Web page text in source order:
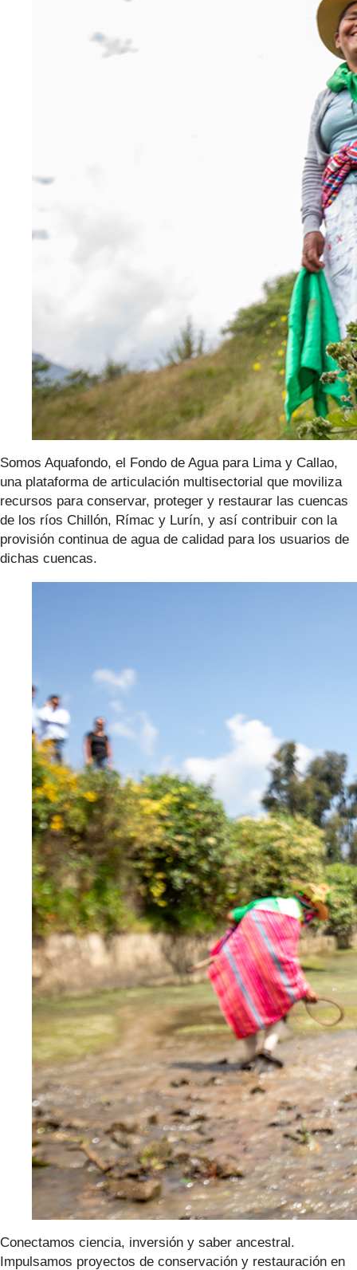
Somos Aquafondo, el Fondo de Agua para Lima y Callao,
una plataforma de articulación multisectorial que moviliza
recursos para conservar, proteger y restaurar las cuencas
de los ríos Chillón, Rímac y Lurín, y así contribuir con la
provisión continua de agua de calidad para los usuarios de
dichas cuencas.
Conectamos ciencia, inversión y saber ancestral.
Impulsamos proyectos de conservación y restauración en